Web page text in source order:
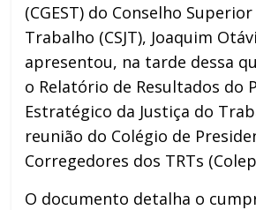
(CGEST) do Conselho
Trabalho (CSJT), Joaquim
apresentou, na tarde dessa
o Relatório de Resultados do
Estratégico da Justiça do
reunião do Colégio de
Corregedores dos TRTs
O documento detalha o